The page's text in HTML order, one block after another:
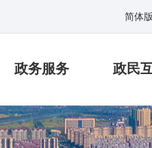
简体版
政务服务 政民